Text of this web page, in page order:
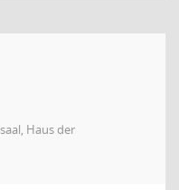
Haus der